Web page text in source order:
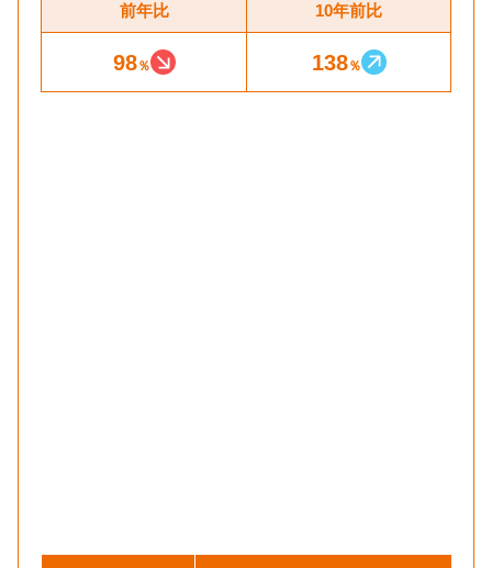
前年比 10年前比
98％ 138％